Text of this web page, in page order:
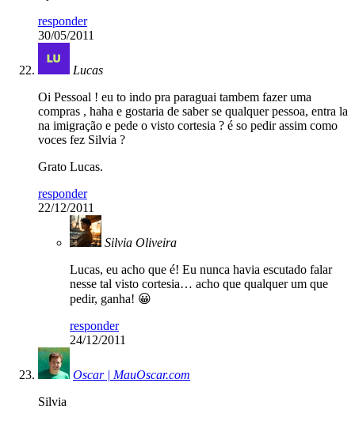
responder
30/05/2011
Lucas
Oi Pessoal ! eu to indo pra paraguai tambem fazer uma
compras , haha e gostaria de saber se qualquer pessoa, entra la
na imigração e pede o visto cortesia ? é so pedir assim como
voces fez Silvia ?
Grato Lucas.
responder
22/12/2011
Silvia Oliveira
Lucas, eu acho que é! Eu nunca havia escutado falar
nesse tal visto cortesia… acho que qualquer um que
pedir, ganha! 😀
responder
24/12/2011
Oscar | MauOscar.com
Silvia